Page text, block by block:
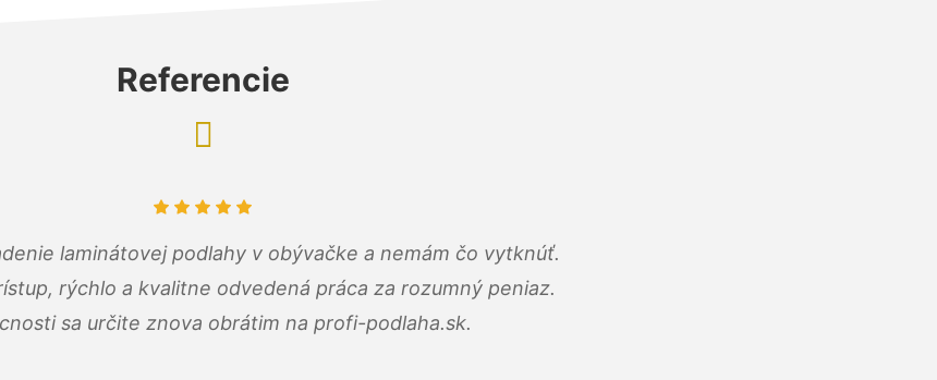
Referencie
laminátovej podlahy v obývačke a nemám čo vytknúť.
rýchlo a kvalitne odvedená práca za rozumný peniaz.
sa určite znova obrátim na profi-podlaha.sk.